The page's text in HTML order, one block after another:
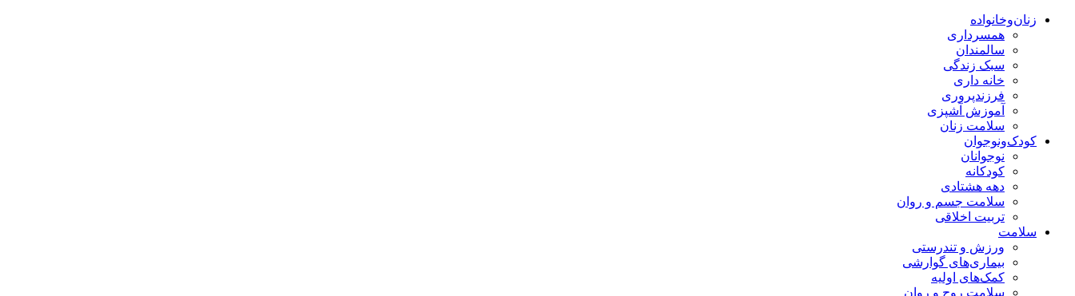
زنان‌وخانواده
همسرداری
سالمندان
سبک زندگی
خانه داری
فرزندپروری
آموزش آشپزی
سلامت زنان
کودک‌ونوجوان
نوجوانان
کودکانه
دهه هشتادی
سلامت جسم و روان
تربیت اخلاقی
سلامت
ورزش و تندرستی
بیماری‌های گوارشی
کمک‌های اولیه
سلامت روح و روان